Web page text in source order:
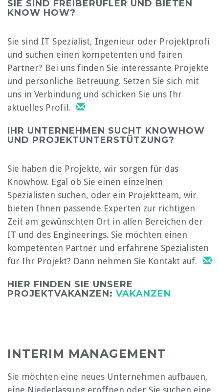
SIE SIND FREIBERUFLER UND BIETEN
KNOW HOW?
Sie sind IT Spezialist, Ingenieur oder Projektprofi
und suchen einen kompetenten und fairen
Partner? Bei uns finden Sie interessante Projekte
und persönliche Betreuung. Setzen Sie sich mit
uns in Verbindung und schicken Sie uns Ihr
aktuelles Profil.
IHR UNTERNEHMEN SUCHT KNOWHOW
UND PROJEKTUNTERSTÜTZUNG?
Sie haben die Projekte, wir sorgen für das
Knowhow. Egal ob Sie einen einzelnen
Spezialisten suchen, oder ein Projektteam, wir
bieten Ihnen passende Experten zur richtigen
Zeit am gewünschten Ort in allen Bereichen der
IT und des Engineerings. Sie möchten einen
kompetenten Partner und erfahrene Spezialisten
für Ihr Projekt? Dann nehmen Sie Kontakt auf.
HIER FINDEN SIE UNSERE
PROJEKTVAKANZEN: VAKANZEN
INTERIM MANAGEMENT
Sie möchten eine neues Unternehmen aufbauen,
eine Niederlassung eröffnen oder Sie suchen eine